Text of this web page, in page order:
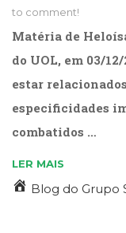
(418)
(232)
Corpo
e
(226)
Crescimento
(222)
Criatividade
to comment!
Matéria de
do UOL, em 03/
estar
especificidades
combatidos …
LER MAIS
Blog do Grupo